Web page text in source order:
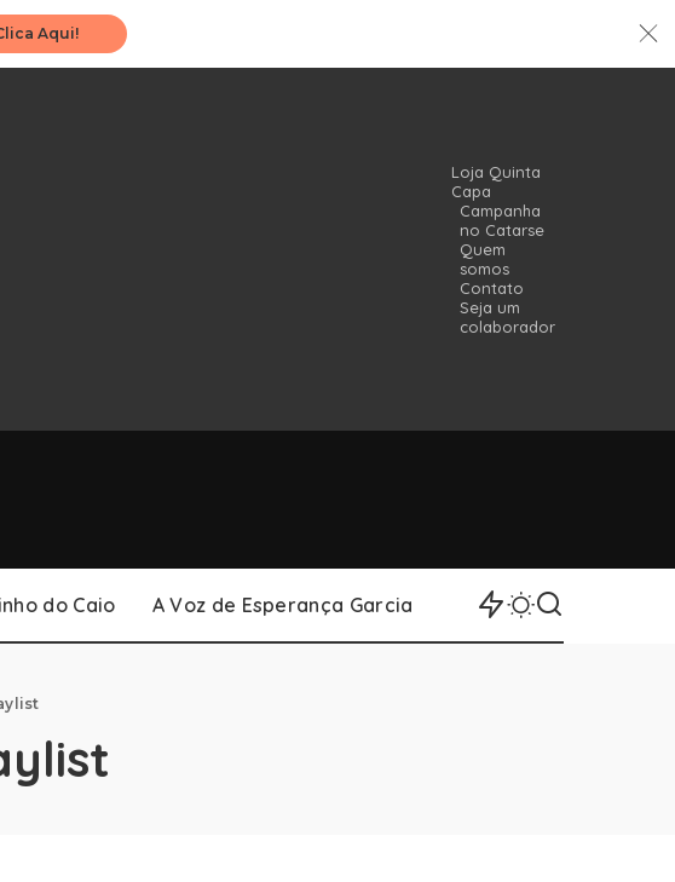
Aqui!
Loja Quinta
Capa
Campanha
no Catarse
Quem
somos
Contato
Seja um
colaborador
do Caio A Voz de Esperança Garcia